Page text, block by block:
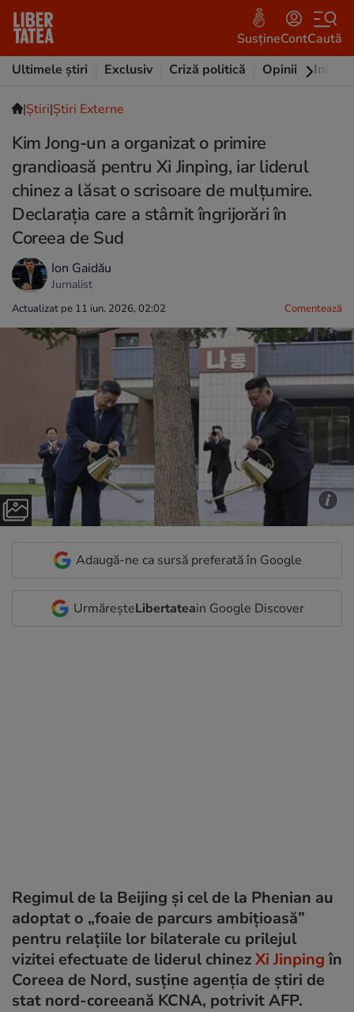
SusțineContCaută
Ultimele știri
Exclusiv Criză politică Opinii
|Ştiri|Știri Externe
Kim Jong-un a organizat o primire
grandioasă pentru Xi Jinping, iar liderul
chinez a lăsat o scrisoare de mulțumire.
Declarația care a stârnit îngrijorări în
Coreea de Sud
Ion Gaidău
Jurnalist
Actualizat pe 11 iun. 2026, 02:02 Comentează
Adaugă-ne ca sursă preferată în Google
UrmăreșteLibertateain Google Discover
Regimul de la Beijing și cel de la Phenian au
adoptat o „foaie de parcurs ambițioasă”
pentru relațiile lor bilaterale cu prilejul
vizitei efectuate de liderul chinezXi Jinpingîn
Coreea de Nord, susține agenția de știri de
stat nord-coreeană KCNA, potrivit AFP.